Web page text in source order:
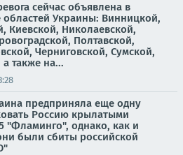
сейчас объявлена в
Украины: Винницкой,
Киевской, Николаевской,
Полтавской,
Черниговской, Сумской,
также на...
предприняла еще одну
Россию крылатыми
"Фламинго", однако, как и
были сбиты российской